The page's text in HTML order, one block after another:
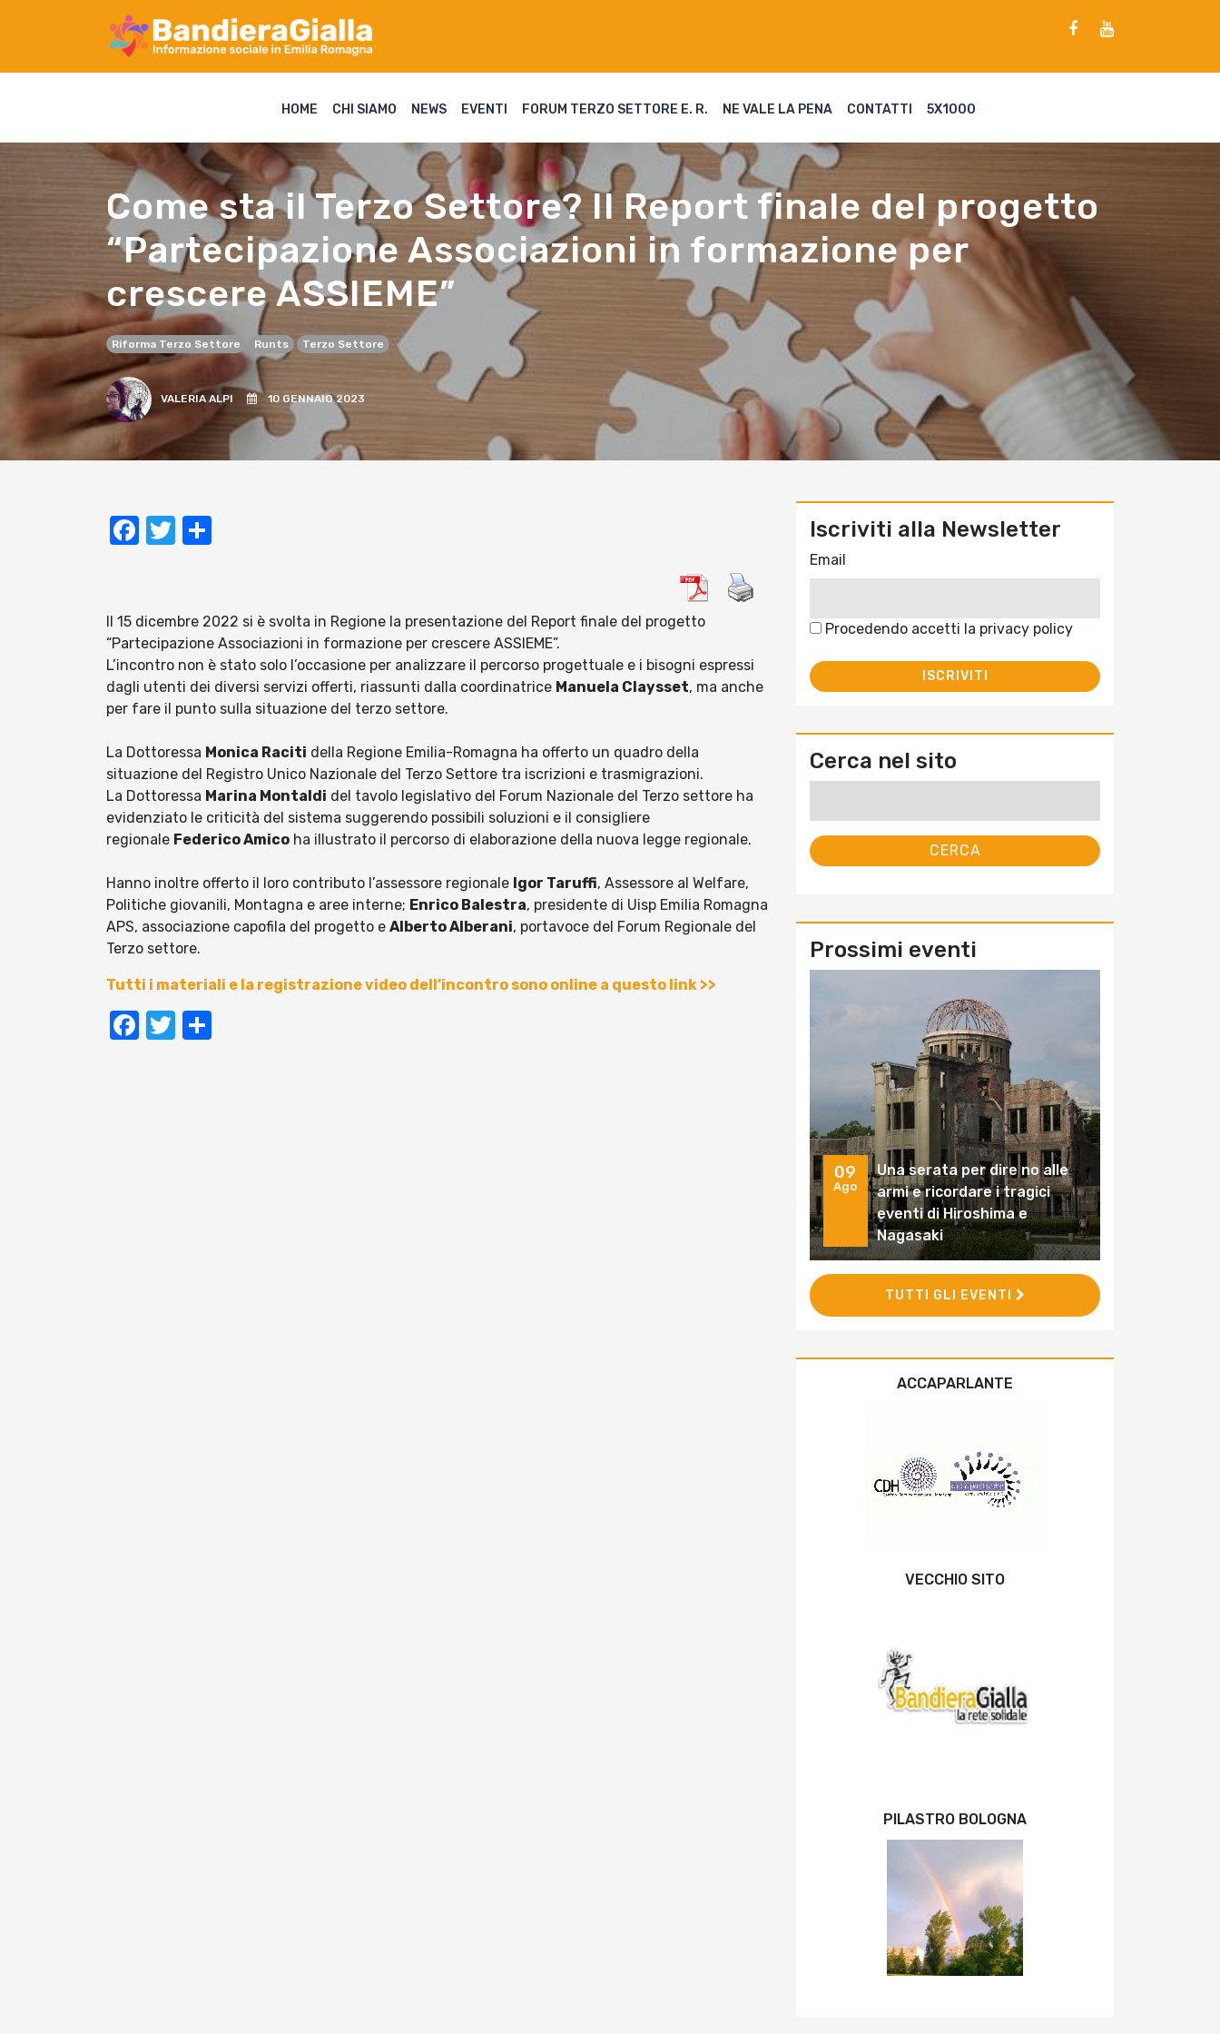
HOME CHI SIAMO NEWS EVENTI FORUM TERZO SETTORE E. R. NE VALE LA PENA CONTATTI 5X1000
Come sta il Terzo Settore? Il Report finale del progetto
“Partecipazione Associazioni in formazione per
crescere ASSIEME”
Riforma Terzo Settore Runts Terzo Settore
VALERIA ALPI 10 GENNAIO 2023
Facebook
Twitter
Il 15 dicembre 2022 si è svolta in Regione la presentazione del Report finale del progetto
“Partecipazione Associazioni in formazione per crescere ASSIEME”.
L’incontro non è stato solo l’occasione per analizzare il percorso progettuale e i bisogni espressi
dagli utenti dei diversi servizi offerti, riassunti dalla coordinatrice Manuela Claysset, ma anche
per fare il punto sulla situazione del terzo settore.
La Dottoressa Monica Raciti della Regione Emilia-Romagna ha offerto un quadro della
situazione del Registro Unico Nazionale del Terzo Settore tra iscrizioni e trasmigrazioni.
La Dottoressa Marina Montaldi del tavolo legislativo del Forum Nazionale del Terzo settore ha
evidenziato le criticità del sistema suggerendo possibili soluzioni e il consigliere
regionale Federico Amico ha illustrato il percorso di elaborazione della nuova legge regionale.
Hanno inoltre offerto il loro contributo l’assessore regionale Igor Taruffi, Assessore al Welfare,
Politiche giovanili, Montagna e aree interne; Enrico Balestra, presidente di Uisp Emilia Romagna
APS, associazione capofila del progetto e Alberto Alberani, portavoce del Forum Regionale del
Terzo settore.
Tutti i materiali e la registrazione video dell’incontro sono online a questo link >>
Facebook
Twitter
Iscriviti alla Newsletter
Email
Procedendo accetti la privacy policy
Cerca nel sito
Prossimi eventi
09
Ago
Una serata per dire no alle
armi e ricordare i tragici
eventi di Hiroshima e
Nagasaki
TUTTI GLI EVENTI
ACCAPARLANTE
VECCHIO SITO
PILASTRO BOLOGNA